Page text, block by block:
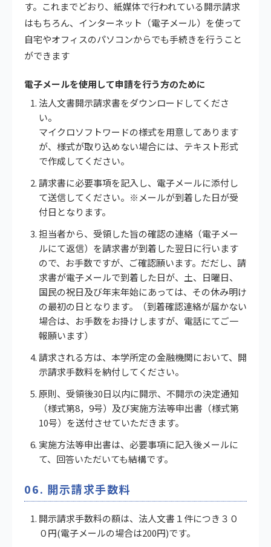
す。これまでどおり、紙媒体で行われている開示請求
はもちろん、インターネット（電子メール）を使って
自宅やオフィスのパソコンからでも手続きを行うこと
ができます
電子メールを使用して申請を行う方のために
法人文書開示請求書をダウンロードしてくださ
い。
マイクロソフトワードの様式を用意してあります
が、様式が取り込めない場合には、テキスト形式
で作成してください。
請求書に必要事項を記入し、電子メールに添付し
て送信してください。※メールが到着した日が受
付日となります。
担当者から、受領した旨の確認の連絡（電子メー
ルにて返信）を請求書が到着した翌日に行います
ので、お手数ですが、ご確認願います。だだし、請
求書が電子メールで到着した日が、土、日曜日、
国民の祝日及び年末年始にあっては、その休み明け
の最初の日となります。（到着確認連絡が届かない
場合は、お手数をお掛けしますが、電話にてご一
報願います）
請求される方は、本学所定の金融機関において、開
示請求手数料を納付してください。
原則、受領後30日以内に開示、不開示の決定通知
（様式第8，9号）及び実施方法等申出書（様式第
10号）を送付させていただきます。
実施方法等申出書は、必要事項に記入後メールに
て、回答いただいても結構です。
06. 開示請求手数料
開示請求手数料の額は、法人文書１件につき３０
０円(電子メールの場合は200円)です。